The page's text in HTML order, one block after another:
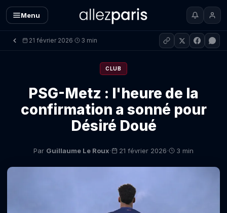
Menu
21 février 2026· 3 min
CLUB
PSG-Metz : l'heure de la
confirmation a sonné pour
Désiré Doué
Par Guillaume Le Roux· 21 février 2026· 3 min